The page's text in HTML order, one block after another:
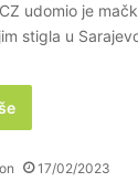
udomio je
stigla u
17/02/2023